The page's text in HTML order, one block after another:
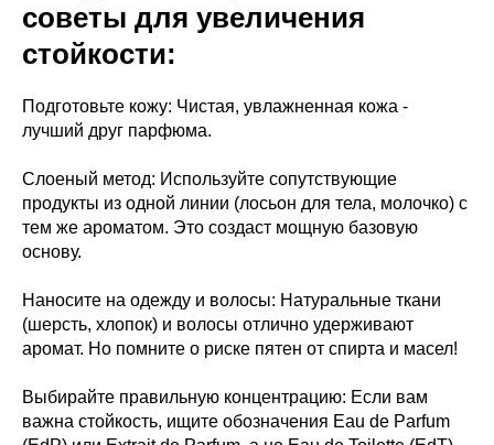
советы для увеличения
стойкости:
Подготовьте кожу: Чистая, увлажненная кожа -
лучший друг парфюма.
Слоеный метод: Используйте сопутствующие
продукты из одной линии (лосьон для тела, молочко) с
тем же ароматом. Это создаст мощную базовую
основу.
Наносите на одежду и волосы: Натуральные ткани
(шерсть, хлопок) и волосы отлично удерживают
аромат. Но помните о риске пятен от спирта и масел!
Выбирайте правильную концентрацию: Если вам
важна стойкость, ищите обозначения Eau de Parfum